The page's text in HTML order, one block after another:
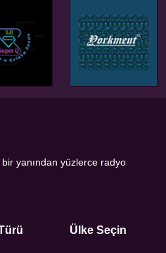
yanından yüzlerce radyo
Ülke Seçin